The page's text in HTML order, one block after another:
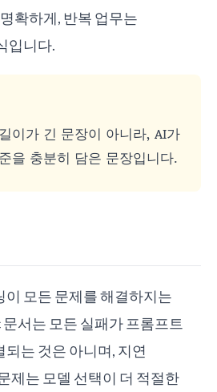
확하게, 반복 업무는
입니다.
이가 긴 문장이 아니라, AI가
을 충분히 담은 문장입니다.
모든 문제를 해결하지는
서는 모든 실패가 프롬프트
는 것은 아니며, 지연
제는 모델 선택이 더 적절한